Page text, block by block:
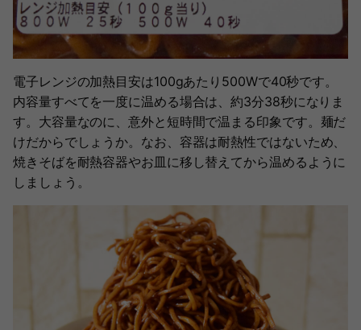
電子レンジの加熱目安は100gあたり500Wで40秒です。
内容量すべてを一度に温める場合は、約3分38秒になりま
す。大容量なのに、意外と短時間で温まる印象です。麺だ
けだからでしょうか。なお、容器は耐熱性ではないため、
焼きそばを耐熱容器やお皿に移し替えてから温めるように
しましょう。